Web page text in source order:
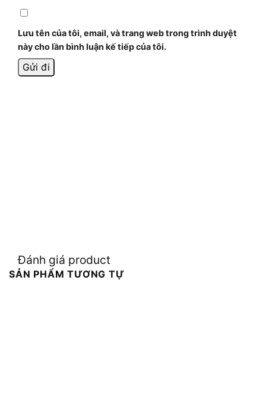
Lưu tên của tôi, email, và trang web trong trình duyệt
này cho lần bình luận kế tiếp của tôi.
Đánh giá product
SẢN PHẨM TƯƠNG TỰ